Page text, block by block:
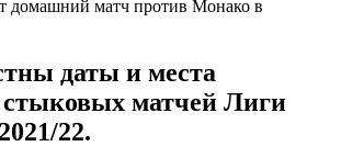
даты и места
стыковых матчей Лиги
22.